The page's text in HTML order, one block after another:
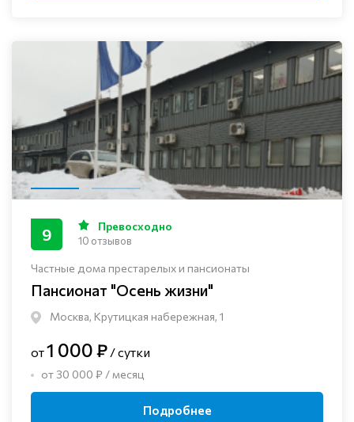
Частные дома престарелых и пансионаты
Пансионат "Осень жизни"
Москва, Крутицкая набережная, 1
9 Превосходно
10 отзывов
от1 000 ₽ / сутки
от 30 000 ₽ / месяц
Подробнее